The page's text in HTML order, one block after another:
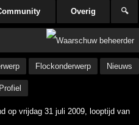
Overig 🔍
Flockonderwerp Nieuws
Profiel
op vrijdag 31 juli 2009, looptijd van